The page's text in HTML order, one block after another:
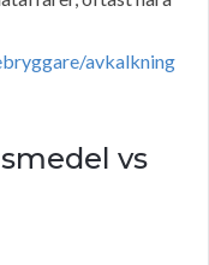
avkalkning
vs